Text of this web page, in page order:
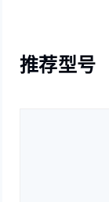
推荐型号